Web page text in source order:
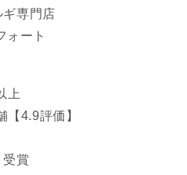
専門店
ォート
上
4.9評価】
賞